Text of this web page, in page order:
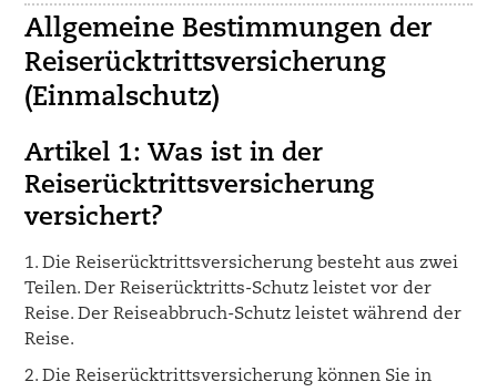
Allgemeine Bestimmungen der
Reiserücktrittsversicherung
(Einmalschutz)
Artikel 1: Was ist in der
Reiserücktrittsversicherung
versichert?
1. Die Reiserücktrittsversicherung besteht aus zwei
Teilen. Der Reiserücktritts-Schutz leistet vor der
Reise. Der Reiseabbruch-Schutz leistet während der
Reise.
2. Die Reiserücktrittsversicherung können Sie in